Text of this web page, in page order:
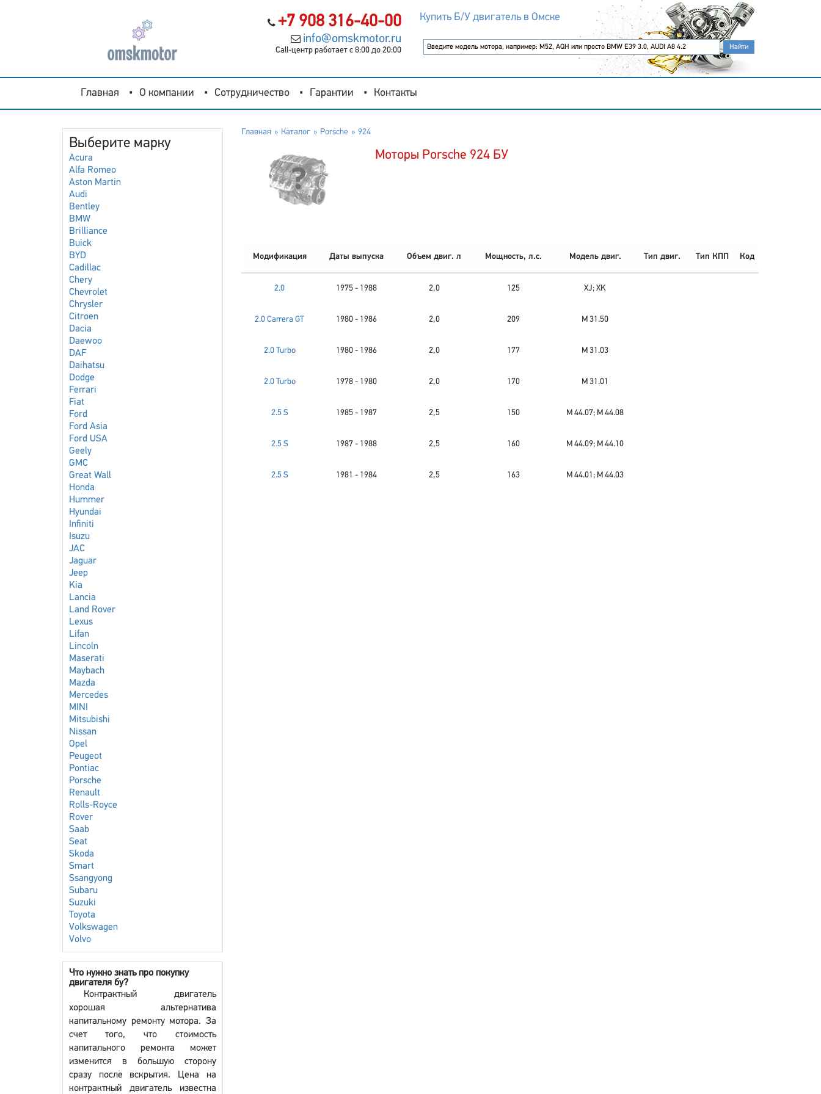
+7 908 316-40-00
info@omskmotor.ru
Call-центр работает с 8:00 до 20:00
Купить Б/У двигатель в Омске
Главная О компании Сотрудничество Гарантии Контакты
Выберите марку
Acura
Alfa Romeo
Aston Martin
Audi
Bentley
BMW
Brilliance
Buick
BYD
Cadillac
Chery
Chevrolet
Chrysler
Citroen
Dacia
Daewoo
DAF
Daihatsu
Dodge
Ferrari
Fiat
Ford
Ford Asia
Ford USA
Geely
GMC
Great Wall
Honda
Hummer
Hyundai
Infiniti
Isuzu
JAC
Jaguar
Jeep
Kia
Lancia
Land Rover
Lexus
Lifan
Lincoln
Maserati
Maybach
Mazda
Mercedes
MINI
Mitsubishi
Nissan
Opel
Peugeot
Pontiac
Porsche
Renault
Rolls-Royce
Rover
Saab
Seat
Skoda
Smart
Ssangyong
Subaru
Suzuki
Toyota
Volkswagen
Volvo
Что нужно знать про покупку
двигателя бу?
Контрактный двигатель
хорошая альтернатива
капитальному ремонту мотора. За
счет того, что стоимость
капитального ремонта может
изменится в большую сторону
сразу после вскрытия. Цена на
контрактный двигатель известна
Главная Каталог Porsche 924
Моторы Porsche 924 БУ
Модификация Даты выпуска Объем двиг. л Мощность, л.с. Модель двиг. Тип двиг. Тип КПП Код
2.0 1975 - 1988 2,0 125 XJ; XK
2.0 Carrera GT 1980 - 1986 2,0 209 M 31.50
2.0 Turbo 1980 - 1986 2,0 177 M 31.03
2.0 Turbo 1978 - 1980 2,0 170 M 31.01
2.5 S 1985 - 1987 2,5 150 M 44.07; M 44.08
2.5 S 1987 - 1988 2,5 160 M 44.09; M 44.10
2.5 S 1981 - 1984 2,5 163 M 44.01; M 44.03